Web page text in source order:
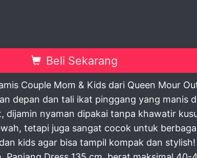
Beli Sekarang
Couple Mom & Kids dari Queen Mour
depan dan tali ikat pinggang yang manis
dijamin nyaman dipakai tanpa khawatir
tetapi juga sangat cocok untuk
kids agar bisa tampil kompak dan